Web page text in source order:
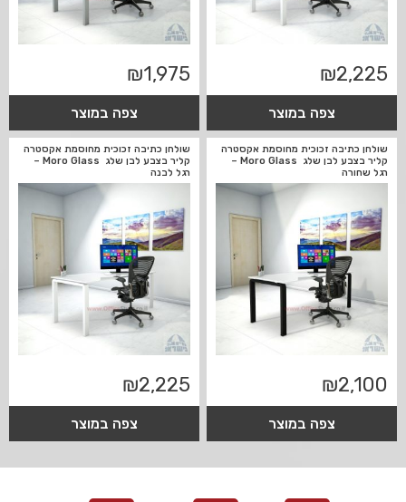
₪2,225
צפה במוצר
₪1,975
צפה במוצר
שולחן כתיבה זכוכית מחוסמת אקסטרה
קליר בצבע לבן שלג Moro Glass –
רגל שחורה
₪2,100
צפה במוצר
שולחן כתיבה זכוכית מחוסמת אקסטרה
קליר בצבע לבן שלג Moro Glass –
רגל לבנה
₪2,225
צפה במוצר